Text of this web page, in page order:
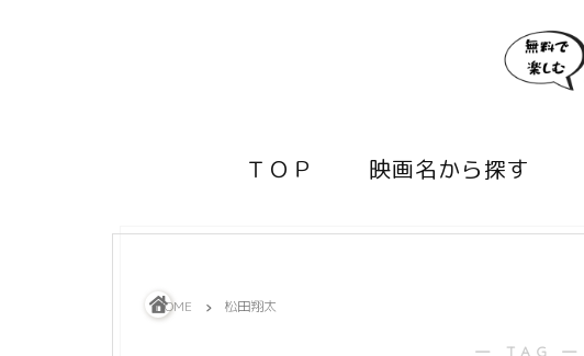
ＴＯＰ 映画名から探す
HOME 松田翔太
― TAG ―